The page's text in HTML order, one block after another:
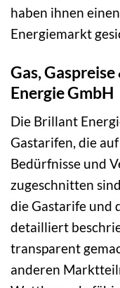
haben ihnen
Energiemarkt
Gas,
Energie GmbH
Die Brillant
Gastarifen, die
Bedürfnisse und
zugeschnitten
die Gastarife und
detailliert
transparent
anderen